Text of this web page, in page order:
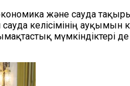
және сауда
келісімінің
мүмкіндіктері